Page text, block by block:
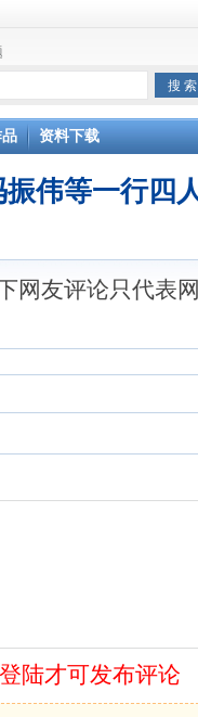
单
单
珠海3人入会
资料下载
伟等一行四
网友评论只代表
陆才可发布评论